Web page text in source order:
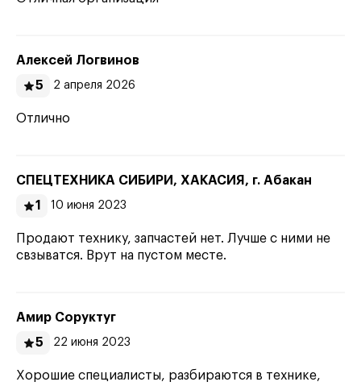
Алексей Логвинов
5
2 апреля 2026
Отлично
СПЕЦТЕХНИКА СИБИРИ, ХАКАСИЯ, г. Абакан
1
10 июня 2023
Продают технику, запчастей нет. Лучше с ними не
свзыватся. Врут на пустом месте.
Амир Соруктуг
5
22 июня 2023
Хорошие специалисты, разбираются в технике,